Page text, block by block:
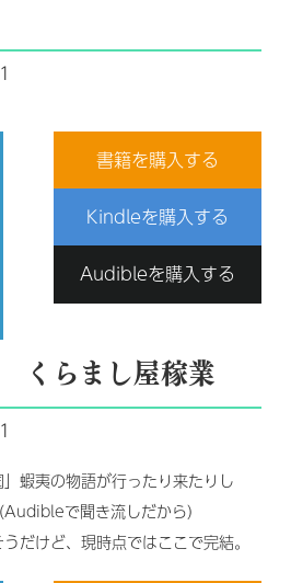
書籍を購入する
Kindleを購入する
Audibleを購入する
くらまし屋稼業
蝦夷の物語が行ったり来たりし
で聞き流しだから）
だけど、現時点ではここで完結。